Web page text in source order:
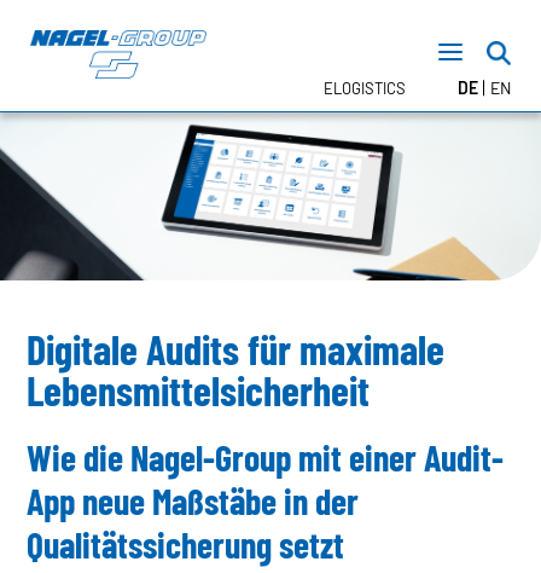
TRANSPORT
FTL – Nagel DIRECT
LTL – Stückgut
Inhouse Logistik
TEMPERATURBEREICHE
NEWSROOM
TERMINE
PRESSE
ELOGISTICS DE EN
Digitale Audits für maximale
Lebensmittelsicherheit
Wie die Nagel-Group mit einer Audit-
App neue Maßstäbe in der
Qualitätssicherung setzt